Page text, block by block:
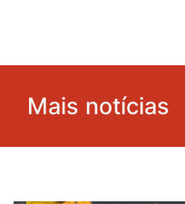
Mais notícias